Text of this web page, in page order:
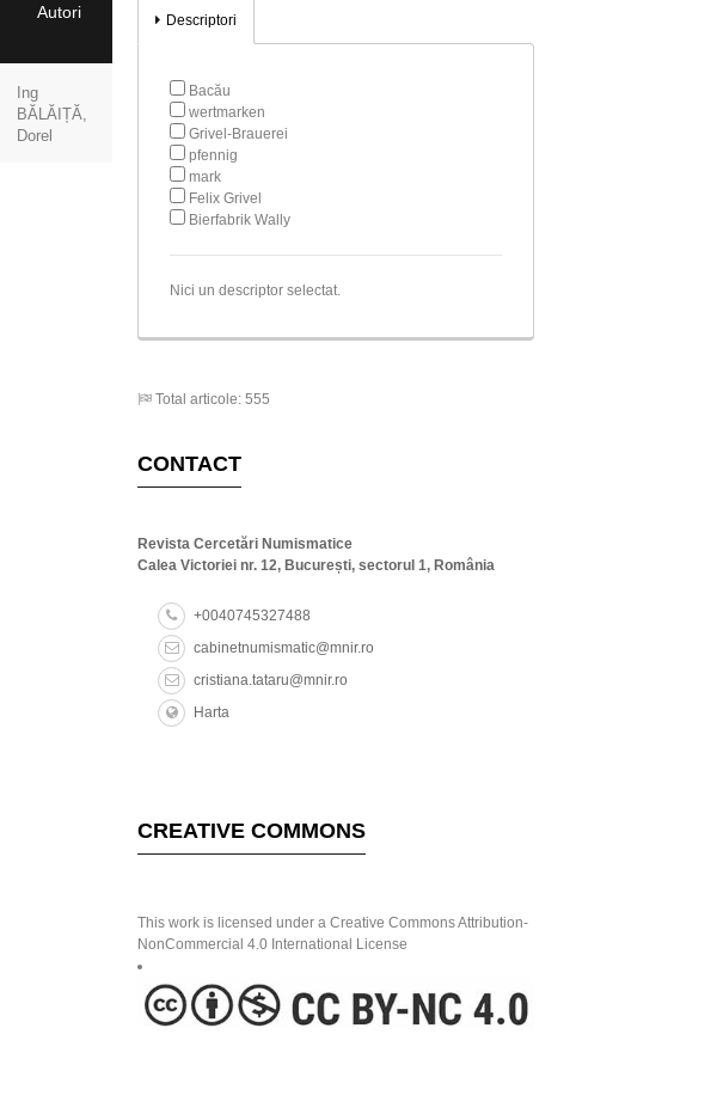
Autori
Ing
BĂLĂIȚĂ,
Dorel
Descriptori
Bacău
wertmarken
Grivel-Brauerei
pfennig
mark
Felix Grivel
Bierfabrik Wally
Nici un descriptor selectat.
Total articole: 555
CONTACT
Revista Cercetări Numismatice
Calea Victoriei nr. 12, București, sectorul 1, România
+0040745327488
cabinetnumismatic@mnir.ro
cristiana.tataru@mnir.ro
Harta
CREATIVE COMMONS
This work is licensed under a Creative Commons Attribution-
NonCommercial 4.0 International License